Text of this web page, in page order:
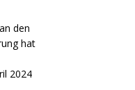
den
hat
2024